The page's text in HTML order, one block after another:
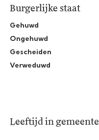
Burgerlijke staat
Gehuwd
Ongehuwd
Gescheiden
Verweduwd
Leeftijd in gemeente